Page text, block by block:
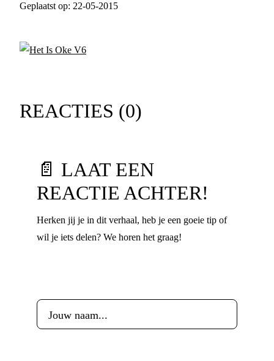
Geplaatst op: 22-05-2015
REACTIES (0)
📄 LAAT EEN
REACTIE ACHTER!
Herken jij je in dit verhaal, heb je een goeie tip of
wil je iets delen? We horen het graag!